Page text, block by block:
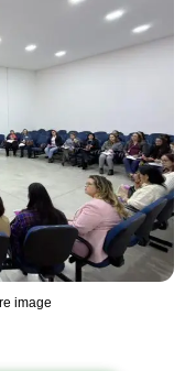
image